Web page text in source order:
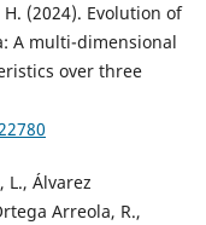
(2024). Evolution of
A multi-dimensional
over three
L., Álvarez
Arreola, R.,